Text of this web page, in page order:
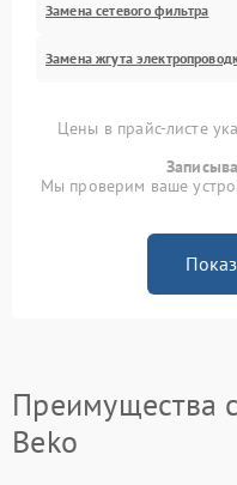
Замена сетевого фильтра
Замена жгута
Цены в прайс-листе
Мы проверим ваше
Преимущества
Beko